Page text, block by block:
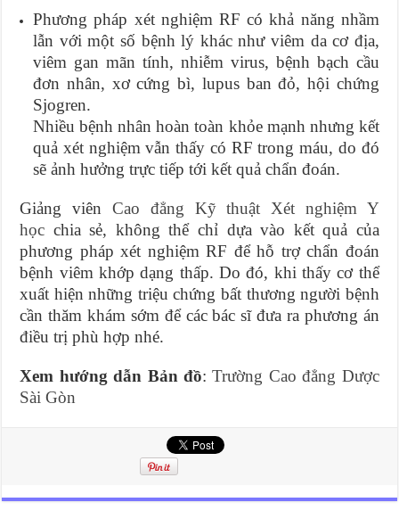
Phương pháp xét nghiệm RF có khả năng nhầm
lẫn với một số bệnh lý khác như viêm da cơ địa,
viêm gan mãn tính, nhiễm virus, bệnh bạch cầu
đơn nhân, xơ cứng bì, lupus ban đỏ, hội chứng
Sjogren.
Nhiều bệnh nhân hoàn toàn khỏe mạnh nhưng kết
quả xét nghiệm vẫn thấy có RF trong máu, do đó
sẽ ảnh hưởng trực tiếp tới kết quả chẩn đoán.
Giảng viên Cao đẳng Kỹ thuật Xét nghiệm Y
học chia sẻ, không thể chỉ dựa vào kết quả của
phương pháp xét nghiệm RF để hỗ trợ chẩn đoán
bệnh viêm khớp dạng thấp. Do đó, khi thấy cơ thể
xuất hiện những triệu chứng bất thương người bệnh
cần thăm khám sớm để các bác sĩ đưa ra phương án
điều trị phù hợp nhé.
Xem hướng dẫn Bản đồ:Trường Cao đẳng Dược
Sài Gòn